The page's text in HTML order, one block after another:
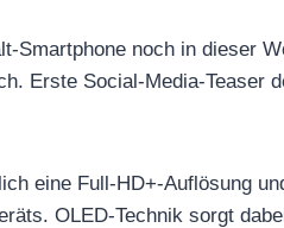
Smartphone noch in dieser
Erste Social-Media-Teaser
eine Full-HD+-Auflösung
OLED-Technik sorgt